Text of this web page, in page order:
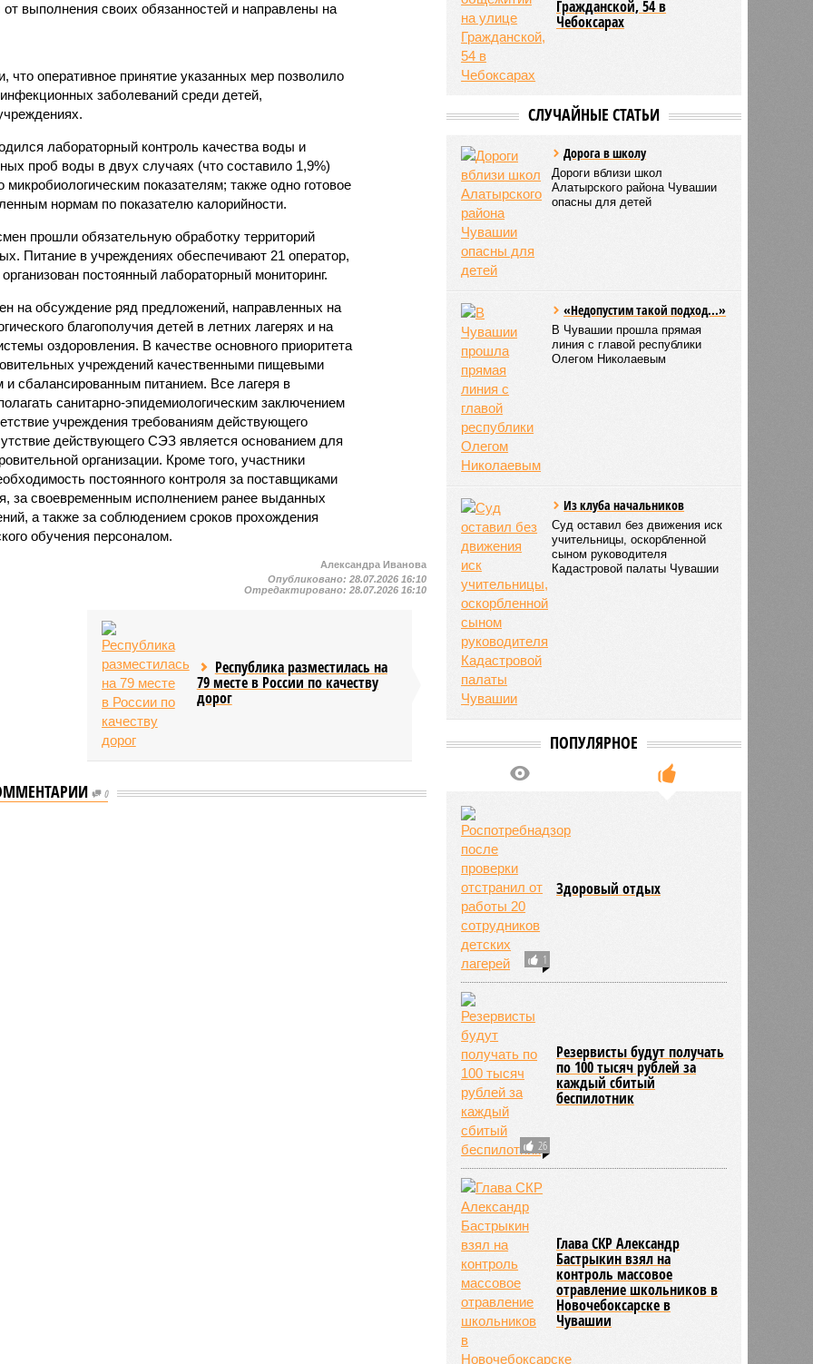
выполнения своих обязанностей и направлены на
что оперативное принятие указанных мер позволило
заболеваний среди детей,
лабораторный контроль качества воды и
проб воды в двух случаях (что составило 1,9%)
показателям; также одно готовое
нормам по показателю калорийности.
прошли обязательную обработку территорий
Питание в учреждениях обеспечивают 21 оператор,
постоянный лабораторный мониторинг.
на обсуждение ряд предложений, направленных на
благополучия детей в летних лагерях и на
оздоровления. В качестве основного приоритета
учреждений качественными пищевыми
сбалансированным питанием. Все лагеря в
санитарно-эпидемиологическим заключением
учреждения требованиям действующего
действующего СЭЗ является основанием для
организации. Кроме того, участники
постоянного контроля за поставщиками
за своевременным исполнением ранее выданных
а также за соблюдением сроков прохождения
обучения персоналом.
Александра Иванова
Опубликовано:28.07.2026 16:10
Отредактировано:28.07.2026 16:10
Республика разместилась на
79 месте в России по качеству
дорог
0
Гражданской, 54 в
Чебоксарах
СЛУЧАЙНЫЕ СТАТЬИ
Дорога в школу
Дороги вблизи школ
Алатырского района Чувашии
опасны для детей
«Недопустим такой подход...»
В Чувашии прошла прямая
линия с главой республики
Олегом Николаевым
Из клуба начальников
Суд оставил без движения иск
учительницы, оскорбленной
сыном руководителя
Кадастровой палаты Чувашии
ПОПУЛЯРНОЕ
1
Здоровый отдых
26
Резервисты будут получать
по 100 тысяч рублей за
каждый сбитый
беспилотник
Глава СКР Александр
Бастрыкин взял на
контроль массовое
отравление школьников в
Новочебоксарске в
Чувашии